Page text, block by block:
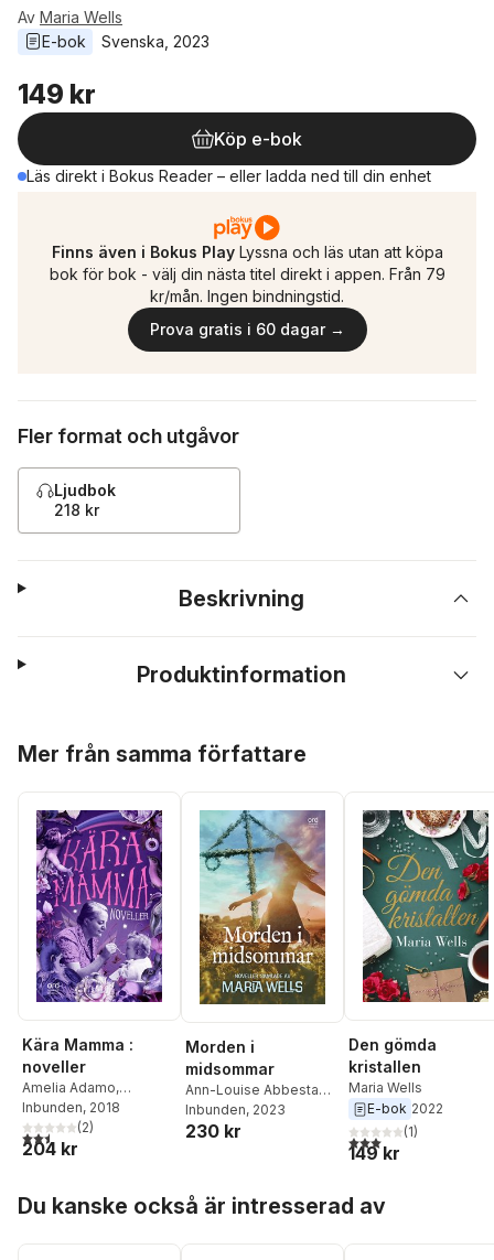
Av Maria Wells
E-bok
Svenska 2023
149 kr
Köp e-bok
Läs direkt i Bokus Reader – eller ladda ned till din enhet
Finns även i Bokus Play Lyssna och läs utan att köpa
bok för bok - välj din nästa titel direkt i appen. Från 79
kr/mån. Ingen bindningstid.
Prova gratis i 60 dagar →
Fler format och utgåvor
Ljudbok
218 kr
Beskrivning
Produktinformation
Mer från samma författare
Kära Mamma :
noveller
Amelia Adamo,
Vanessa Leontina
Allerth,Birgitta
Andersson Backlund
Lotta Damstedt, Anna
Cecilia Hultberg,Annika
Inbunden, 2018
2,5utav 5 stjärnor. Totalt antal röster:
(2)
204 kr
Morden i
midsommar
Ann-Louise Abbestam
Vanessa L Allerth
Bertilsson
Gustavsson ,Catharina
Gro Knutsen,Marie
Inbunden, 2023
230 kr
Den gömda
kristallen
Maria Wells
E-bok 2022
3,0utav 5 stjärnor.
(1)
149 kr
Du kanske också är intresserad av